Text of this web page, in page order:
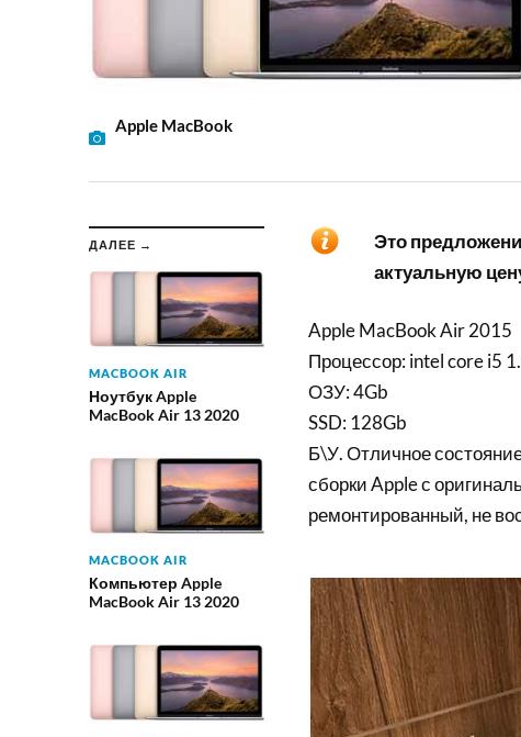
Apple MacBook
ДАЛЕЕ →
MACBOOK AIR
Ноутбук Apple
MacBook Air 13 2020
MACBOOK AIR
Компьютер Apple
MacBook Air 13 2020
Это
актуальную
Apple MacBook Air 2015
Процессор: intel core i5
ОЗУ: 4Gb
SSD: 128Gb
Б\У. Отличное
сборки Apple с
ремонтированный, не